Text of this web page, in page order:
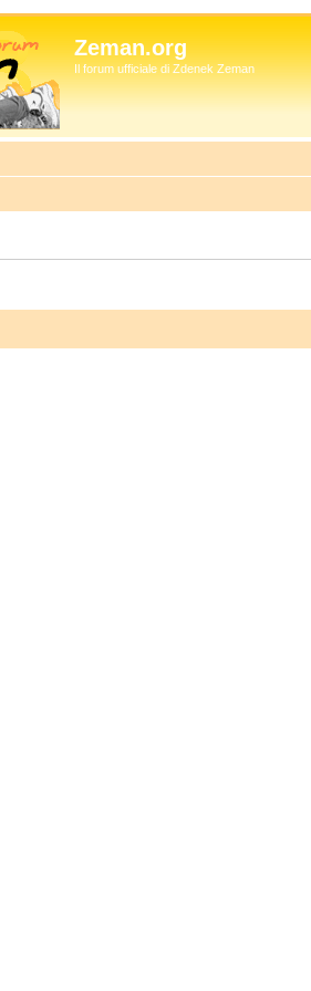
Zeman.org
Il forum ufficiale di Zdenek Zeman